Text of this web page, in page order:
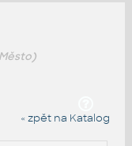
« zpět na Katalog